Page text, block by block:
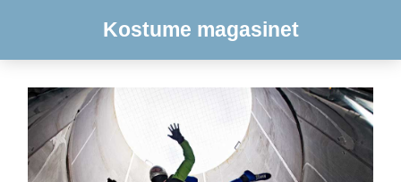
Kostume magasinet